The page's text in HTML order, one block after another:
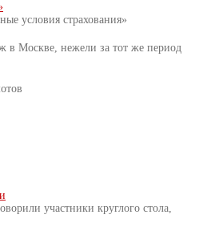
условия страхования»
в Москве, нежели за тот же период
участники круглого стола,